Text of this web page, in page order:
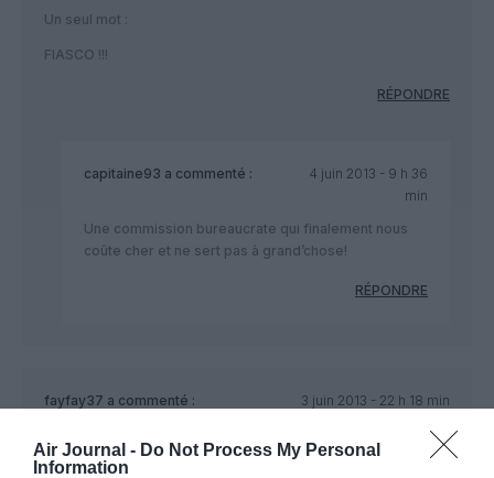
Air Journal - Do Not Process My Personal
Information
Un seul mot :
FIASCO !!!
RÉPONDRE
capitaine93 a commenté :
4 juin 2013 - 9 h 36
min
Une commission bureaucrate qui finalement nous
coûte cher et ne sert pas à grand’chose!
RÉPONDRE
fayfay37 a commenté :
3 juin 2013 - 22 h 18 min